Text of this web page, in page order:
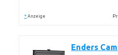
* Anzeige
Enders